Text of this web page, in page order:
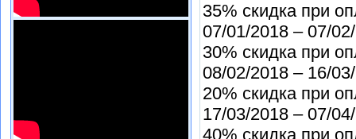
35% скидка при
07/01/2018 – 07/
30% скидка при
08/02/2018 – 16/
20% скидка при
17/03/2018 – 07/
40% скидка при